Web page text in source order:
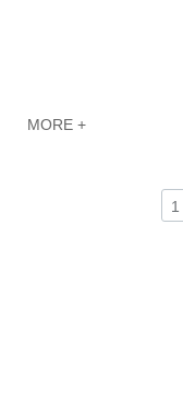
MORE +
1